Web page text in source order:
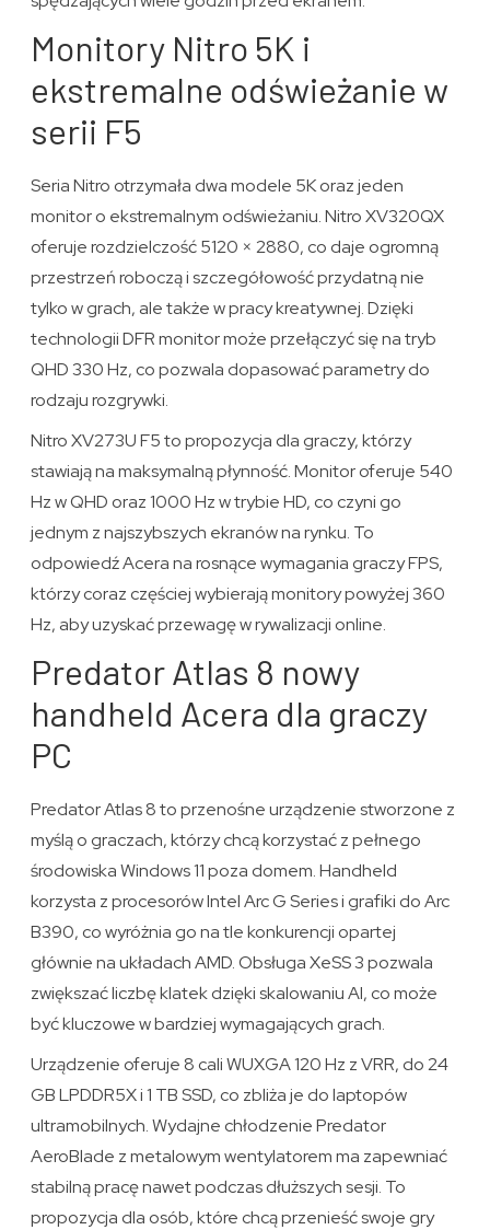
Monitory Nitro 5K i
ekstremalne odświeżanie w
serii F5
Seria Nitro otrzymała dwa modele 5K oraz jeden
monitor o ekstremalnym odświeżaniu. Nitro XV320QX
oferuje rozdzielczość 5120 × 2880, co daje ogromną
przestrzeń roboczą i szczegółowość przydatną nie
tylko w grach, ale także w pracy kreatywnej. Dzięki
technologii DFR monitor może przełączyć się na tryb
QHD 330 Hz, co pozwala dopasować parametry do
rodzaju rozgrywki.
Nitro XV273U F5 to propozycja dla graczy, którzy
stawiają na maksymalną płynność. Monitor oferuje 540
Hz w QHD oraz 1000 Hz w trybie HD, co czyni go
jednym z najszybszych ekranów na rynku. To
odpowiedź Acera na rosnące wymagania graczy FPS,
którzy coraz częściej wybierają monitory powyżej 360
Hz, aby uzyskać przewagę w rywalizacji online.
Predator Atlas 8 nowy
handheld Acera dla graczy
PC
Predator Atlas 8 to przenośne urządzenie stworzone z
myślą o graczach, którzy chcą korzystać z pełnego
środowiska Windows 11 poza domem. Handheld
korzysta z procesorów Intel Arc G Series i grafiki do Arc
B390, co wyróżnia go na tle konkurencji opartej
głównie na układach AMD. Obsługa XeSS 3 pozwala
zwiększać liczbę klatek dzięki skalowaniu AI, co może
być kluczowe w bardziej wymagających grach.
Urządzenie oferuje 8 cali WUXGA 120 Hz z VRR, do 24
GB LPDDR5X i 1 TB SSD, co zbliża je do laptopów
ultramobilnych. Wydajne chłodzenie Predator
AeroBlade z metalowym wentylatorem ma zapewniać
stabilną pracę nawet podczas dłuższych sesji. To
propozycja dla osób, które chcą przenieść swoje gry